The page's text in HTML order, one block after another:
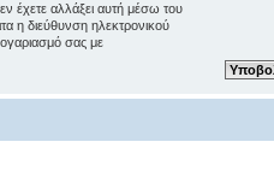
έχετε αλλάξει αυτή μέσω του
η διεύθυνση ηλεκτρονικού
σας με